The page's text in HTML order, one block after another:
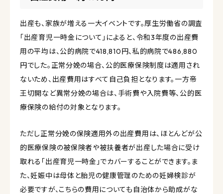
出産も、家族が増える一大イベントです。厚生労働省の調査
「出産育児一時金について」によると、令和3年度の出産費
用の平均は、公的病院で418,810円、私的病院で486,880
円でした。正常分娩の場合、公的医療保険制度は適用され
ないため、出産費用はすべて自己負担となります。一方帝
王切開など異常分娩の場合は、手術費や入院費等、公的医
療保険の給付の対象となります。
ただし正常分娩の保険適用外の出産費用は、ほとんどが公
的医療保険の被保険者や被扶養者が出産した場合に受け
取れる「出産育児一時金」でカバーすることができます。ま
た、妊娠中は母体と胎児の健康管理のための妊婦検診が
必要ですが、こちらの費用についても自治体から助成がな